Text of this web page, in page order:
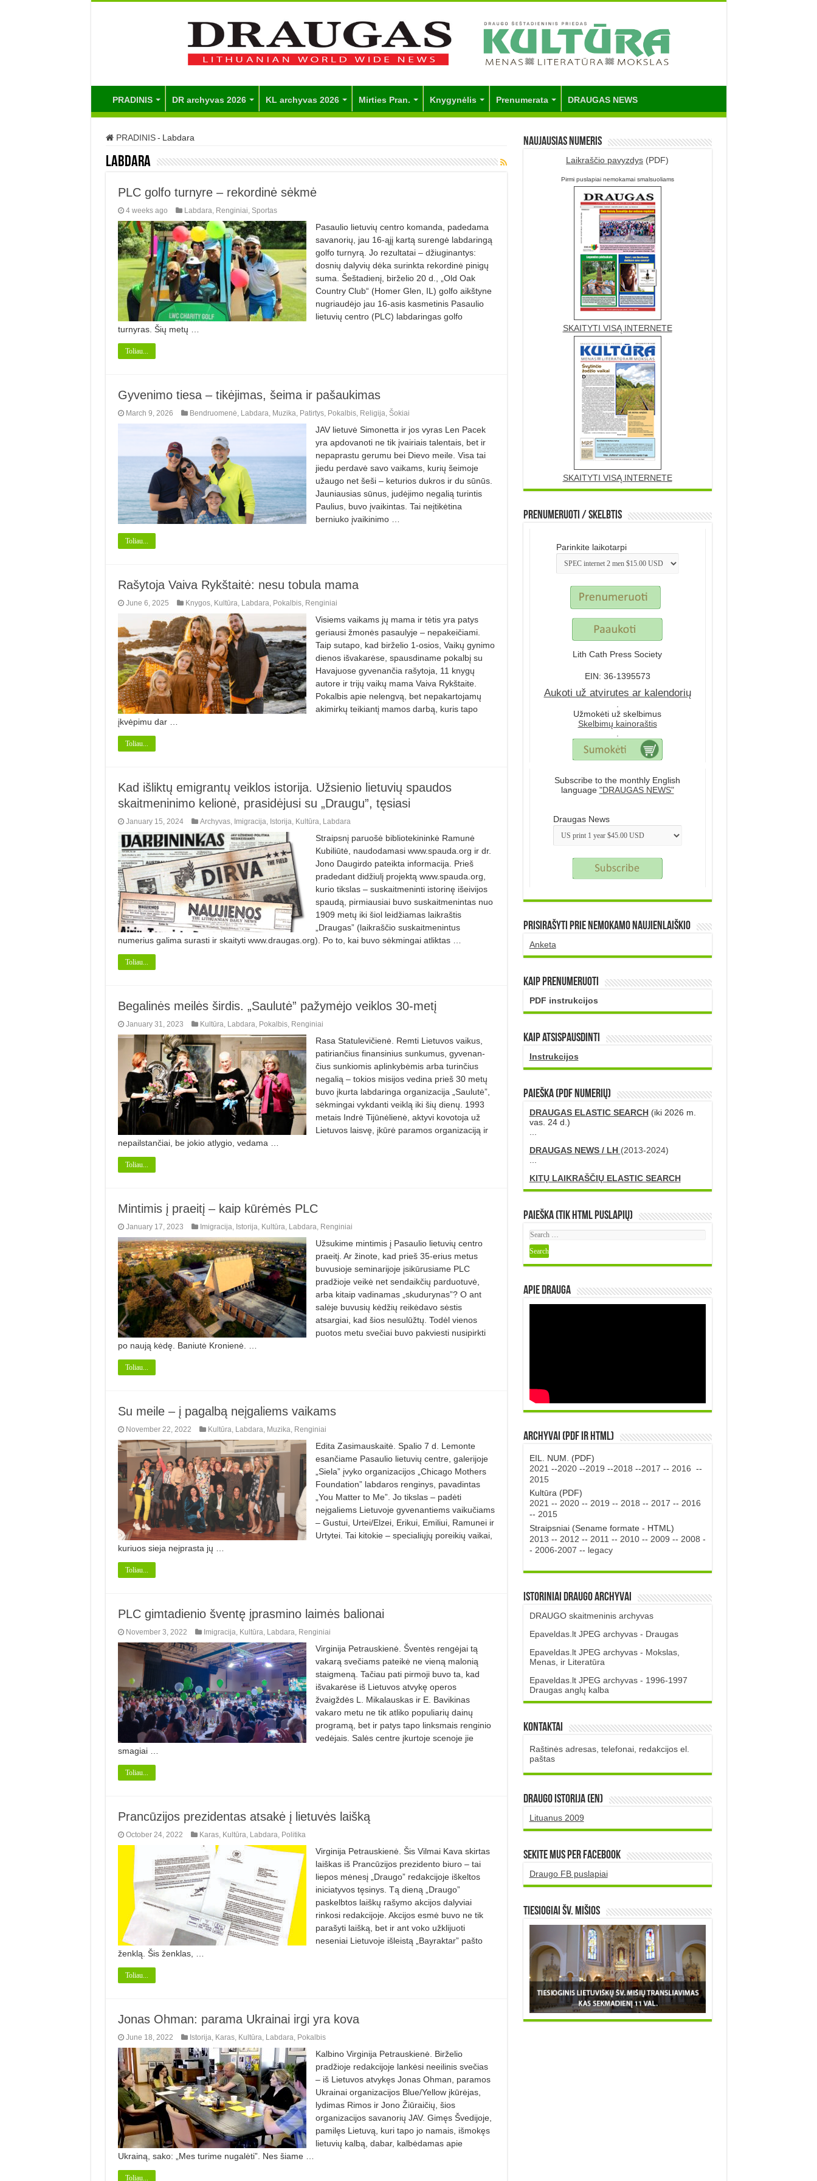
PRADINIS DR archyvas 2026 KL archyvas 2026 Mirties Pran. Knygynėlis Prenumerata DRAUGAS NEWS
PRADINIS - Labdara
Labdara
PLC golfo turnyre – rekordinė sėkmė
4 weeks ago Labdara Renginiai Sportas
Pasaulio lietuvių centro komanda, padedama
savanorių, jau 16-ąjį kartą surengė labdaringą
golfo turnyrą. Jo rezultatai – džiuginantys:
dosnių dalyvių dėka surinkta rekordinė pinigų
suma. Šeštadienį, birželio 20 d., „Old Oak
Country Club“ (Homer Glen, IL) golfo aikštyne
nugriaudėjo jau 16-asis kasmetinis Pasaulio
lietuvių centro (PLC) labdaringas golfo
turnyras. Šių metų …
Toliau...
Gyvenimo tiesa – tikėjimas, šeima ir pašaukimas
March 9, 2026 Bendruomenė Labdara Muzika Patirtys, Pokalbis, Religija Šokiai
JAV lietuvė Simonetta ir jos vyras Len Pacek
yra apdovanoti ne tik įvairiais talentais, bet ir
nepaprastu gerumu bei Dievo meile. Visa tai
jiedu perdavė savo vaikams, kurių šeimoje
užaugo net šeši – keturios dukros ir du sūnūs.
Jauniausias sūnus, judėjimo negalią turintis
Paulius, buvo įvaikintas. Tai neįtikėtina
berniuko įvaikinimo …
Toliau...
Rašytoja Vaiva Rykštaitė: nesu tobula mama
June 6, 2025 Knygos, Kultūra Labdara Pokalbis, Renginiai
Visiems vaikams jų mama ir tėtis yra patys
geriausi žmonės pasaulyje – nepakeičiami.
Taip sutapo, kad birželio 1-osios, Vaikų gynimo
dienos išvakarėse, spausdiname pokalbį su
Havajuose gyvenančia rašytoja, 11 knygų
autore ir trijų vaikų mama Vaiva Rykštaite.
Pokalbis apie nelengvą, bet nepakartojamų
akimirkų teikiantį mamos darbą, kuris tapo
įkvėpimu dar …
Toliau...
Kad išliktų emigrantų veiklos istorija. Užsienio lietuvių spaudos
skaitmeninimo kelionė, prasidėjusi su „Draugu”, tęsiasi
January 15, 2024 Archyvas, Imigracija Istorija Kultūra Labdara
Straipsnį paruošė bibliotekininkė Ramunė
Kubiliūtė, naudodamasi www.spauda.org ir dr.
Jono Daugirdo pateikta informacija. Prieš
pradedant didžiulį projektą www.spauda.org,
kurio tikslas – suskaitme­ninti istorinę išeivijos
spaudą, pirmiausiai buvo suskaitmenintas nuo
1909 metų iki šiol leidžiamas laikraštis
„Draugas” (laikraščio suskaitmenintus
numerius galima surasti ir skaityti www.draugas.org). Po to, kai buvo sėkmingai atliktas …
Toliau...
Begalinės meilės širdis. „Saulutė” pažymėjo veiklos 30-metį
January 31, 2023 Kultūra Labdara Pokalbis, Renginiai
Rasa Statulevičienė. Remti Lietuvos vaikus,
patirian­čius finansinius sunkumus, gyvenan­
čius sunkiomis aplinkybėmis arba turinčius
negalią – tokios misijos vedina prieš 30 metų
buvo įkurta labdaringa organizacija „Saulutė”,
sėkmingai vykdanti veiklą iki šių dienų. 1993
metais Indrė Tijūnėlienė, aktyvi kovotoja už
Lietuvos laisvę, įkūrė paramos organizaciją ir
nepailstančiai, be jokio atlygio, vedama …
Toliau...
Mintimis į praeitį – kaip kūrėmės PLC
January 17, 2023 Imigracija Istorija Kultūra Labdara Renginiai
Užsukime mintimis į Pasaulio lietuvių centro
praeitį. Ar žinote, kad prieš 35-erius metus
buvusioje seminarijoje įsikūrusiame PLC
pradžioje veikė net sendaikčių parduotuvė,
arba kitaip vadinamas „skudurynas”? O ant
salėje buvusių kėdžių reikėdavo sėstis
atsargiai, kad šios nesulūžtų. Todėl vienos
puotos metu svečiai buvo pakviesti nusipirkti
po naują kėdę. Baniutė Kronienė. …
Toliau...
Su meile – į pagalbą neįgaliems vaikams
November 22, 2022 Kultūra Labdara Muzika Renginiai
Edita Zasimauskaitė. Spalio 7 d. Lemonte
esančiame Pa­saulio lietuvių centre, galerijoje
„Siela” įvyko organizacijos „Chicago Mothers
Foundation” labdaros renginys, pavadintas
„You Matter to Me”. Jo tikslas – padėti
neįgaliems Lietuvoje gyvenantiems vaikučiams
– Gustui, Urtei/Elzei, Erikui, Emiliui, Ramunei ir
Urtytei. Tai kitokie – specialiųjų porei­kių vaikai,
kuriuos sieja neįprasta jų …
Toliau...
PLC gimtadienio šventę įprasmino laimės balionai
November 3, 2022 Imigracija Kultūra Labdara Renginiai
Virginija Petrauskienė. Šventės rengėjai tą
vakarą svečiams pateikė ne vieną malonią
staigmeną. Tačiau pati pirmoji buvo ta, kad
išvakarėse iš Lietuvos atvykę operos
žvaigždės L. Mikalauskas ir E. Bavikinas
vakaro metu ne tik atliko popu­liarių dainų
programą, bet ir patys tapo linksmais renginio
vedėjais. Salės centre įkurtoje scenoje jie
smagiai …
Toliau...
Prancūzijos prezidentas atsakė į lietuvės laišką
October 24, 2022 Karas, Kultūra Labdara Politika
Virginija Petrauskienė. Šis Vilmai Kava skirtas
laiškas iš Prancūzijos prezidento biuro – tai
liepos mėnesį „Draugo” redakcijoje iškeltos
iniciatyvos tęsinys. Tą dieną „Draugo”
paskelbtos laiškų rašymo akcijos dalyviai
rinkosi redakcijoje. Akcijos esmė buvo ne tik
parašyti laišką, bet ir ant voko užklijuoti
neseniai Lietuvoje išleistą „Bayraktar” pašto
ženklą. Šis ženklas, …
Toliau...
Jonas Ohman: parama Ukrainai irgi yra kova
June 18, 2022 Istorija Karas, Kultūra Labdara Pokalbis
Kalbino Virginija Petrauskienė. Birželio
pradžioje redakcijoje lankėsi neeilinis svečias
– iš Lietuvos atvykęs Jonas Ohman, paramos
Ukrainai organizacijos Blue/Yellow įkūrėjas,
lydimas Rimos ir Jono Žiūraičių, šios
organizacijos savanorių JAV. Gimęs Švedijoje,
pamilęs Lietuvą, kuri tapo jo namais, išmokęs
lietuvių kalbą, dabar, kalbėdamas apie
Ukrainą, sako: „Mes turime nugalėti”. Nes šiame …
Toliau...
Naujausias numeris
Laikraščio pavyzdys (PDF)
Pirmi puslapiai nemokamai smalsuoliams
SKAITYTI VISĄ INTERNETE
SKAITYTI VISĄ INTERNETE
Prenumeruoti / Skelbtis
Parinkite laikotarpi
Lith Cath Press Society
EIN: 36-1395573
Aukoti už atvirutes ar kalendorių
.
Užmokėti už skelbimus
Skelbimų kainoraštis
.
Subscribe to the monthly English
language "DRAUGAS NEWS"
Draugas News
Prisirašyti prie nemokamo naujienlaiškio
Anketa
Kaip prenumeruoti
PDF instrukcijos
Kaip atsispausdinti
Instrukcijos
PAIEŠKA (PDF numerių)
DRAUGAS ELASTIC SEARCH(iki 2026 m.
vas. 24 d.)
...
DRAUGAS NEWS / LH (2013-2024)
...
KITŲ LAIKRAŠČIŲ ELASTIC SEARCH
Paieška (tik HTML puslapių)
Apie DRAUGA
Archyvai (PDF ir HTML)
EIL. NUM. (PDF)
2021 --2020--2019 --2018 --2017 -- 2016 --
2015
Kultūra (PDF)
2021 -- 2020-- 2019 -- 2018 -- 2017 -- 2016
-- 2015
Straipsniai (Sename formate - HTML)
2013 -- 2012 -- 2011 -- 2010-- 2009 -- 2008 -
- 2006-2007 -- legacy
Istoriniai DRAUGO Archyvai
DRAUGO skaitmeninis archyvas
Epaveldas.lt JPEG archyvas - Draugas
Epaveldas.lt JPEG archyvas - Mokslas,
Menas, ir Literatūra
Epaveldas.lt JPEG archyvas - 1996-1997
Draugas anglų kalba
Kontaktai
Raštinės adresas, telefonai, redakcijos el.
paštas
DRAUGO istorija (EN)
Lituanus 2009
Sekite mus per Facebook
Draugo FB puslapiai
TIESIOGIAI šv. MIŠIOS